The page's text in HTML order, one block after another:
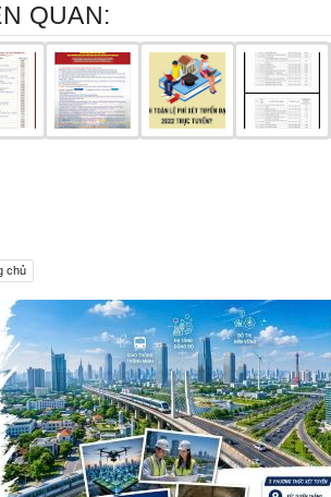
QUAN:
chủ